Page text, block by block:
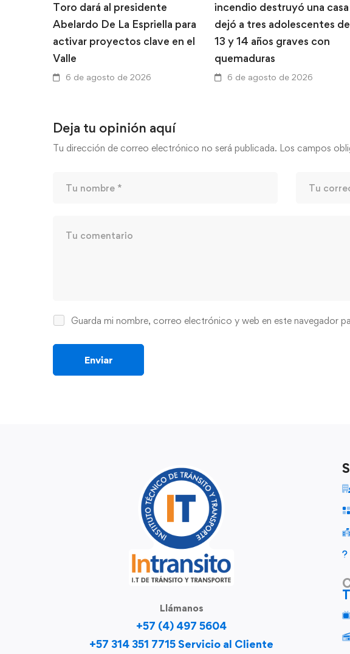
Toro dará al presidente
Abelardo De La Espriella para
activar proyectos clave en el
Valle
6 de agosto de 2026
incendio destruyó una
dejó a tres adolescentes de
13 y 14 años graves con
quemaduras
6 de agosto de 2026
Deja tu opinión aquí
Tu dirección de correo electrónico no será publicada. Los campos
Guarda mi nombre, correo electrónico y web en este navegador
Llámanos
+57 (4) 497 5604
+57 314 351 7715 Servicio al Cliente